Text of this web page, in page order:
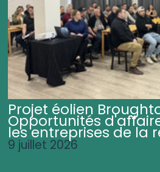
Projet éolien
Opportunités
les entreprises de la
9 juillet 2026